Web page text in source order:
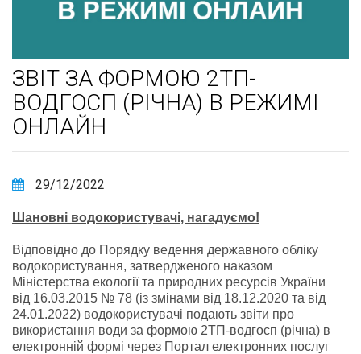
ЗВІТ ЗА ФОРМОЮ 2ТП-
ВОДГОСП (РІЧНА) В РЕЖИМІ
ОНЛАЙН
29/12/2022
Шановні водокористувачі, нагадуємо!
Відповідно до Порядку ведення державного обліку
водокористування, затвердженого наказом
Міністерства екології та природних ресурсів України
від 16.03.2015 № 78 (із змінами від 18.12.2020 та від
24.01.2022) водокористувачі подають звіти про
використання води за формою 2ТП-водгосп (річна) в
електронній формі через Портал електронних послуг